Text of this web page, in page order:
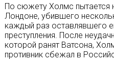
По сюжету Холмс пытается
Лондоне, убившего
каждый раз оставлявшего
преступления. После
которой ранят Ватсона,
противник сбежал в